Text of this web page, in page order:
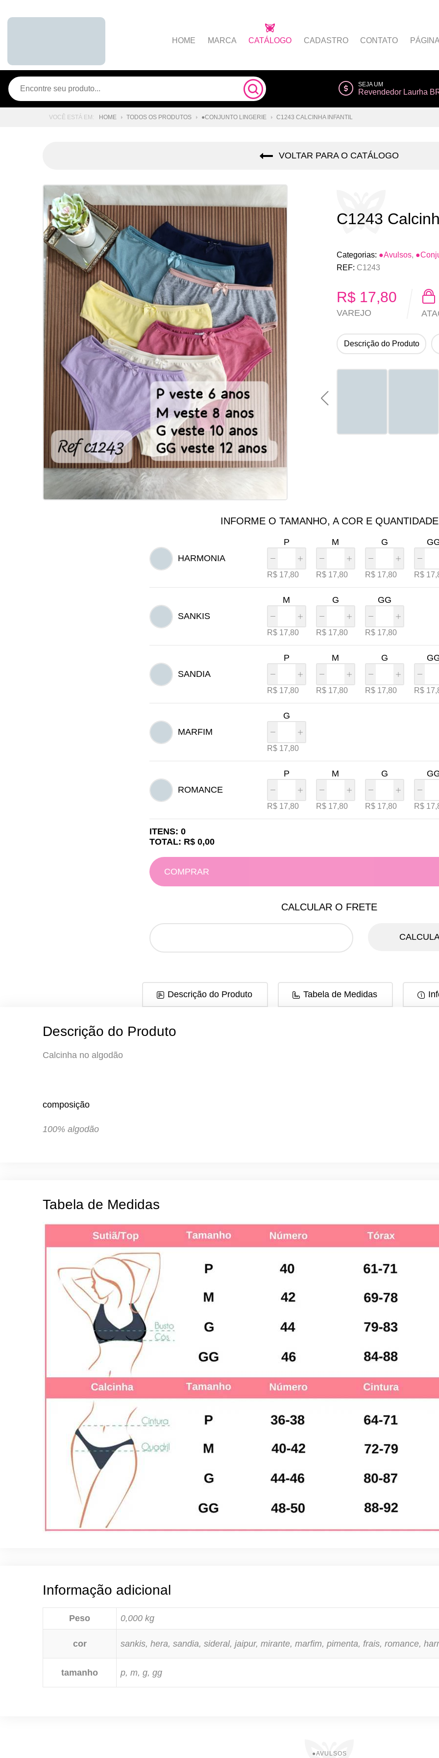
HOME MARCA CATÁLOGO CADASTRO CONTATO
Contato
Como comprar
Lista de Desejos
Painel do Afiliado
Regulamento
Login do Afiliado
SEJA UM
Revendedor Laurha
HOME TODOS OS PRODUTOS ●CONJUNTO LINGERIE C1243 CALCINHA INFANTIL
VOLTAR PARA O CATÁLOGO
C1243
Categorias: ●Avulsos,
REF: C1243
R$ 17,80
VAREJO
Descrição do Produto
INFORME O TAMANHO, A COR E QUANTIDADE
HARMONIA
P
R$17,80
M
R$17,80
G
R$17,80 R$
SANKIS
M
R$17,80
G
R$17,80
GG
R$17,80
SANDIA
P
R$17,80
M
R$17,80
G
R$17,80 R$
MARFIM
G
R$17,80
ROMANCE
P
R$17,80
M
R$17,80
G
R$17,80 R$
ITENS: 0
TOTAL: R$ 0,00
COMPRAR
CALCULAR O FRETE
Descrição do Produto Tabela de Medidas
Descrição do Produto
Calcinha no algodão
composição
100% algodão
Tabela de Medidas
Informação adicional
Peso 0,000 kg
cor sankis, hera, sandia, sideral, jaipur, mirante, marfim, pimenta, frais, romance,
tamanho p, m, g, gg